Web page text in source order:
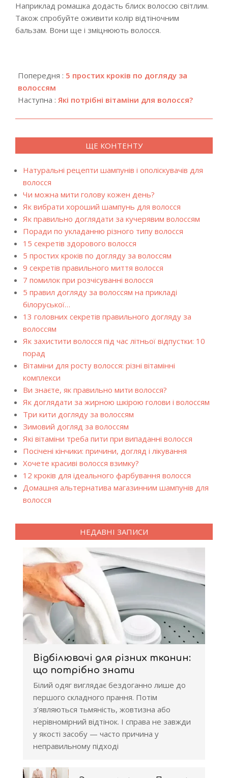
Наприклад ромашка додасть блиск волоссю світлим.
Також спробуйте оживити колір відтіночним
бальзам. Вони ще і зміцнюють волосся.
12-
17
Попередня : 5 простих кроків по догляду за
волоссям
Наступна : Які потрібні вітаміни для волосся?
ЩЕ КОНТЕНТУ
Натуральні рецепти шампунів і ополіскувачів для
волосся
Чи можна мити голову кожен день?
Як вибрати хороший шампунь для волосся
Як правильно доглядати за кучерявим волоссям
Поради по укладанню різного типу волосся
15 секретів здорового волосся
5 простих кроків по догляду за волоссям
9 секретів правильного миття волосся
7 помилок при розчісуванні волосся
5 правил догляду за волоссям на прикладі
білоруської…
13 головних секретів правильного догляду за
волоссям
Як захистити волосся під час літньої відпустки: 10
порад
Вітаміни для росту волосся: різні вітамінні
комплекси
Ви знаєте, як правильно мити волосся?
Як доглядати за жирною шкірою голови і волоссям
Три кити догляду за волоссям
Зимовий догляд за волоссям
Які вітаміни треба пити при випаданні волосся
Посічені кінчики: причини, догляд і лікування
Хочете красиві волосся взимку?
12 кроків для ідеального фарбування волосся
Домашня альтернатива магазинним шампунів для
волосся
НЕДАВНІ ЗАПИСИ
Відбілювачі для різних тканин:
що потрібно знати
Білий одяг виглядає бездоганно лише до
першого складного прання. Потім
з’являються тьмяність, жовтизна або
нерівномірний відтінок. І справа не завжди
у якості засобу — часто причина у
неправильному підході